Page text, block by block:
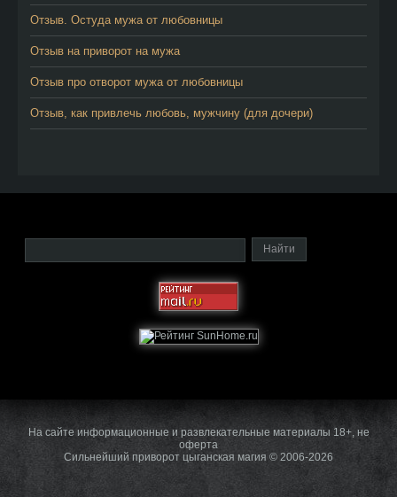
Отзыв. Остуда мужа от любовницы
Отзыв на приворот на мужа
Отзыв про отворот мужа от любовницы
Отзыв, как привлечь любовь, мужчину (для дочери)
На сайте информационные и развлекательные материалы 18+, не
оферта
Сильнейший приворот цыганская магия © 2006-2026